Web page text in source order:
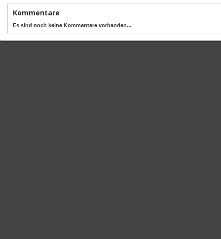
Kommentare
Es sind noch keine Kommentare vorhanden...